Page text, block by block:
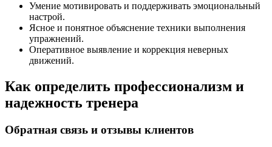
Умение мотивировать и поддерживать эмоциональный
настрой.
Ясное и понятное объяснение техники выполнения
упражнений.
Оперативное выявление и коррекция неверных
движений.
Как определить профессионализм и
надежность тренера
Обратная связь и отзывы клиентов